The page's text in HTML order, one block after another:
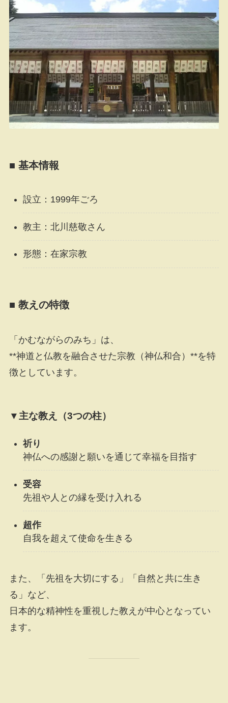
■ 基本情報
設立：1999年ごろ
教主：北川慈敬さん
形態：在家宗教
■ 教えの特徴
「かむながらのみち」は、
**神道と仏教を融合させた宗教（神仏和合）**を特
徴としています。
▼主な教え（3つの柱）
祈り
神仏への感謝と願いを通じて幸福を目指す
受容
先祖や人との縁を受け入れる
超作
自我を超えて使命を生きる
また、「先祖を大切にする」「自然と共に生き
る」など、
日本的な精神性を重視した教えが中心となってい
ます。